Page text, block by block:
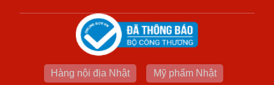
Hàng nội địa Nhật Mỹ phẩm Nhật